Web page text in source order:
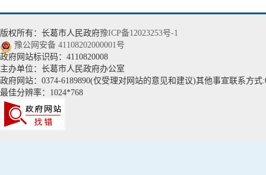
版权所有：长葛市人民政府豫ICP备12023253号-1
豫公网安备 41108202000001号
政府网站标识码：4110820008
主办单位：长葛市人民政府办公室
政府网站：0374-6189890(仅受理对网站的意见和建议)其他事宣联系方式
最佳分辨率：1024*768